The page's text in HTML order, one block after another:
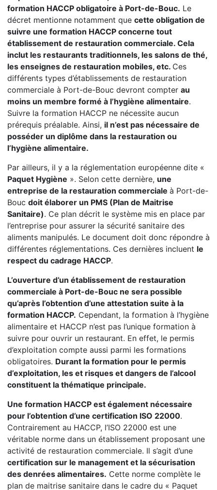
formation HACCP obligatoire à Port-de-Bouc. Le
décret mentionne notamment que cette obligation de
suivre une formation HACCP concerne tout
établissement de restauration commerciale. Cela
inclut les restaurants traditionnels, les salons de thé,
les enseignes de restauration mobiles, etc. Ces
différents types d’établissements de restauration
commerciale à Port-de-Bouc devront compter au
moins un membre formé à l’hygiène alimentaire.
Suivre la formation HACCP ne nécessite aucun
prérequis préalable. Ainsi, il n’est pas nécessaire de
posséder un diplôme dans la restauration ou
l’hygiène alimentaire.
Par ailleurs, il y a la réglementation européenne dite «
Paquet Hygiène ». Selon cette dernière, une
entreprise de la restauration commerciale à Port-de-
Bouc doit élaborer un PMS (Plan de Maitrise
Sanitaire). Ce plan décrit le système mis en place par
l’entreprise pour assurer la sécurité sanitaire des
aliments manipulés. Le document doit donc répondre à
différentes réglementations. Ces dernières incluent le
respect du cadrage HACCP.
L’ouverture d’un établissement de restauration
commerciale à Port-de-Bouc ne sera possible
qu’après l’obtention d’une attestation suite à la
formation HACCP. Cependant, la formation à l’hygiène
alimentaire et HACCP n’est pas l’unique formation à
suivre pour ouvrir un restaurant. En effet, le permis
d’exploitation compte aussi parmi les formations
obligatoires. Durant la formation pour le permis
d’exploitation, les et risques et dangers de l’alcool
constituent la thématique principale.
Une formation HACCP est également nécessaire
pour l’obtention d’une certification ISO 22000.
Contrairement au HACCP, l’ISO 22000 est une
véritable norme dans un établissement proposant une
activité de restauration commerciale. Il s’agit d’une
certification sur le management et la sécurisation
des denrées alimentaires. Cette norme complète le
plan de maitrise sanitaire dans le cadre du « Paquet